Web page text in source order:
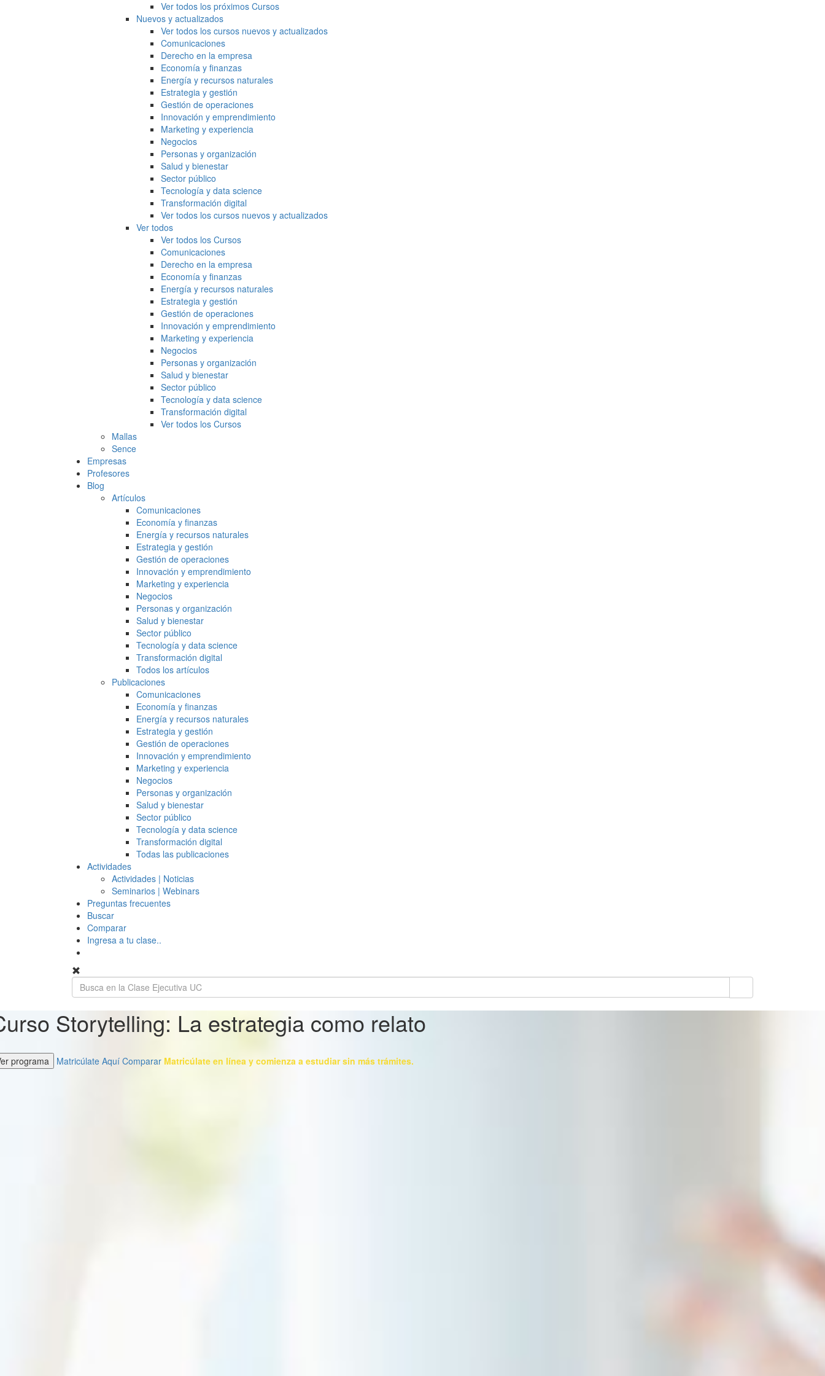
Ver todos los próximos Cursos
Nuevos y actualizados
Ver todos los cursos nuevos y actualizados
Comunicaciones
Derecho en la empresa
Economía y finanzas
Energía y recursos naturales
Estrategia y gestión
Gestión de operaciones
Innovación y emprendimiento
Marketing y experiencia
Negocios
Personas y organización
Salud y bienestar
Sector público
Tecnología y data science
Transformación digital
Ver todos los cursos nuevos y actualizados
Ver todos
Ver todos los Cursos
Comunicaciones
Derecho en la empresa
Economía y finanzas
Energía y recursos naturales
Estrategia y gestión
Gestión de operaciones
Innovación y emprendimiento
Marketing y experiencia
Negocios
Personas y organización
Salud y bienestar
Sector público
Tecnología y data science
Transformación digital
Ver todos los Cursos
Mallas
Sence
Empresas
Profesores
Blog
Artículos
Comunicaciones
Economía y finanzas
Energía y recursos naturales
Estrategia y gestión
Gestión de operaciones
Innovación y emprendimiento
Marketing y experiencia
Negocios
Personas y organización
Salud y bienestar
Sector público
Tecnología y data science
Transformación digital
Todos los artículos
Publicaciones
Comunicaciones
Economía y finanzas
Energía y recursos naturales
Estrategia y gestión
Gestión de operaciones
Innovación y emprendimiento
Marketing y experiencia
Negocios
Personas y organización
Salud y bienestar
Sector público
Tecnología y data science
Transformación digital
Todas las publicaciones
Actividades
Actividades | Noticias
Seminarios | Webinars
Preguntas frecuentes
Buscar
Comparar
Ingresa a tu clase..
Storytelling: La estrategia como relato
programa Matricúlate Aquí Comparar Matricúlate en línea y comienza a estudiar sin más trámites.